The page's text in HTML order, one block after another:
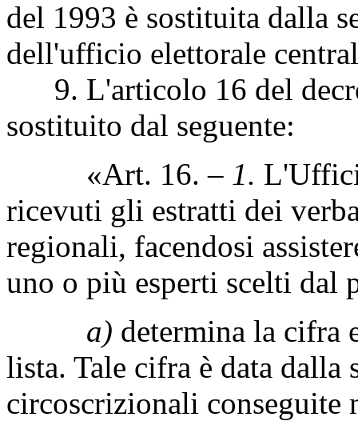
del 1993 è sostituita dalla
dell'ufficio elettorale
9. L'articolo 16 del
sostituito dal seguente:
«Art. 16. – 1.
ricevuti gli estratti dei
regionali, facendosi
uno o più esperti scelti dal
a) determina la cifra
lista. Tale cifra è data
circoscrizionali